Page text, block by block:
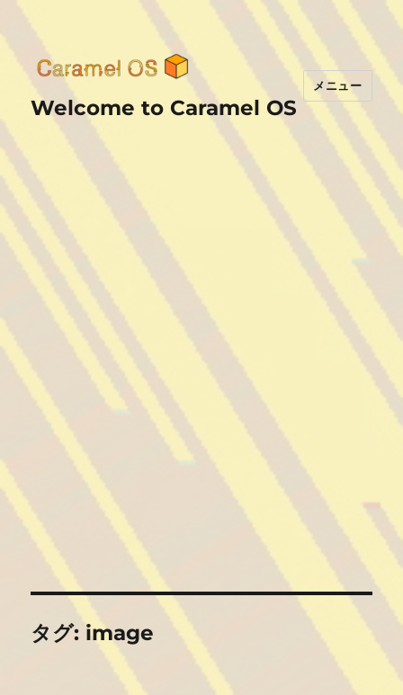
Welcome to Caramel OS
メニュー
タグ: image